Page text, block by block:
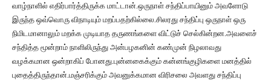
வாழ்நாளில் எதிர்பார்த்திருக்க மாட்டான்.ஒருநாள் சந்திப்பாயினும் அவளோடு
இருந்த ஒவ்வொரு விநாடியும் மறப்பதற்கில்லை.சிலரது சந்திப்பு ஒருநாள் ஒரு
நிமிடமானாலும் மறக்க முடியாத தருணங்களை விட்டுச் செல்கின்றன.அவளைச்
சந்தித்த மூன்றாம் நாளிலிருந்து அன்பழகனின் கண்முன் நிழலாவது
வழக்கமான ஒன்றாகிப் போனது.புன்னகைக்கும் கன்னங்குழிகளை மனத்தில்
புதைத்திருந்தான்.மஞ்சரிக்கும் அவனுக்கமான விரிசலை அவளது சந்திப்பு